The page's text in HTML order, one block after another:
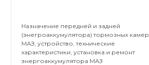
Назначение передней и задней
(энегроаккумулятора) тормозных камер
МАЗ, устройство, технические
характеристики, установка и ремонт
энергоаккумулятора МАЗ